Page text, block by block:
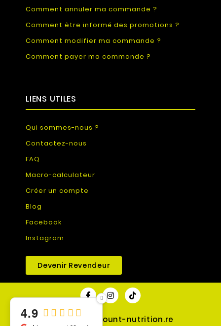
4.9
Comment annuler ma commande ?
Comment être informé des promotions ?
Comment modifier ma commande ?
Comment payer ma commande ?
LIENS UTILES
Qui sommes-nous ?
Contactez-nous
FAQ
Macro-calculateur
Créer un compte
Blog
Facebook
Instagram
Devenir Revendeur
© 2026 - discount-nutrition.re